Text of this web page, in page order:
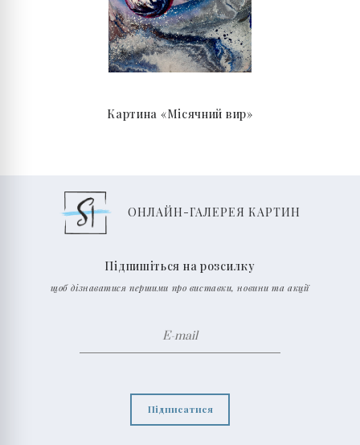
Картина «Місячний вир»
ОНЛАЙН-ГАЛЕРЕЯ КАРТИН
Підпишіться на розсилку
щоб дізнаватися першими про виставки, новини та акції
Підписатися